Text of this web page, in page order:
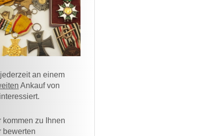
an einem
Ankauf von
kommen zu Ihnen​
bewerten